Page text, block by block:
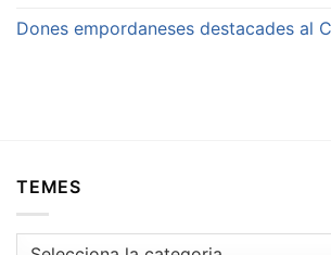
Dones empordaneses destacades al
TEMES
Temes